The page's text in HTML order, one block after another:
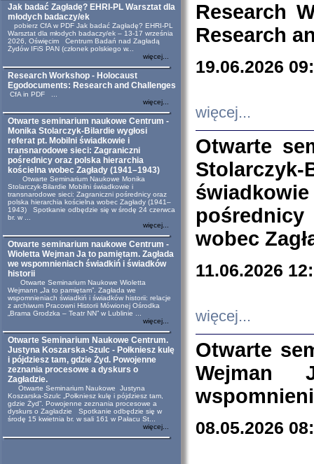
Jak badać Zagładę? EHRI-PL Warsztat dla
młodych badaczy/ek
pobierz CfA w PDF Jak badać Zagładę? EHRI-PL
Warsztat dla młodych badaczy/ek – 13-17 września
2026, Oświęcim Centrum Badań nad Zagładą
Żydów IFiS PAN (członek polskiego w...
więcej...
Research Workshop - Holocaust
Egodocuments: Research and Challenges
CfA in PDF ...
więcej...
Otwarte seminarium naukowe Centrum -
Monika Stolarczyk-Bilardie wygłosi
referat pt. Mobilni świadkowie i
transnarodowe sieci: Zagraniczni
pośrednicy oraz polska hierarchia
kościelna wobec Zagłady (1941–1943)
Otwarte Seminarium Naukowe Monika
Stolarczyk-Bilardie Mobilni świadkowie i
transnarodowe sieci: Zagraniczni pośrednicy oraz
polska hierarchia kościelna wobec Zagłady (1941–
1943) Spotkanie odbędzie się w środę 24 czerwca
br. w ...
więcej...
Otwarte seminarium naukowe Centrum -
Wioletta Wejman Ja to pamiętam. Zagłada
we wspomnieniach świadkiń i świadków
historii
Otwarte Seminarium Naukowe Wioletta
Wejmann „Ja to pamiętam”. Zagłada we
wspomnieniach świadkiń i świadków historii: relacje
z archiwum Pracowni Historii Mówionej Ośrodka
„Brama Grodzka – Teatr NN” w Lublinie ...
więcej...
Otwarte Seminarium Naukowe Centrum.
Justyna Koszarska-Szulc - Połkniesz kulę
i pójdziesz tam, gdzie Żyd. Powojenne
zeznania procesowe a dyskurs o
Zagładzie.
Otwarte Seminarium Naukowe Justyna
Koszarska-Szulc „Połkniesz kulę i pójdziesz tam,
gdzie Żyd”. Powojenne zeznania procesowe a
dyskurs o Zagładzie Spotkanie odbędzie się w
środę 15 kwietnia br. w sali 161 w Pałacu St...
więcej...
Research
Research
19.06.2026
więcej...
Otwarte
wobec
11.06.2026
więcej...
Otwarte
Wejman
08.05.2026